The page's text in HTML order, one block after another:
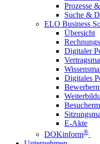
Prozesse
Suche &
ELO Business
Übersicht
Digitaler
Digitales
E-Akte
DOKinform®